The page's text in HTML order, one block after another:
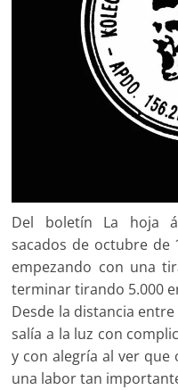
Del boletín La hoja
sacados de octubre de
empezando con una
terminar tirando 5.000
Desde la distancia
salía a la luz con
y con alegría al ver
una labor tan